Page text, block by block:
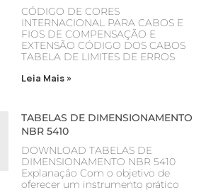
CÓDIGO DE CORES
INTERNACIONAL PARA CABOS E
FIOS DE COMPENSAÇÃO E
EXTENSÃO CÓDIGO DOS CABOS
TABELA DE LIMITES DE ERROS
Leia Mais »
TABELAS DE DIMENSIONAMENTO
NBR 5410
DOWNLOAD TABELAS DE
DIMENSIONAMENTO NBR 5410
Explanaçâo Com o objetivo de
oferecer um instrumento prático